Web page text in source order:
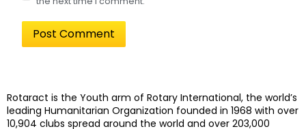
Rotaract is the Youth arm of Rotary International, the world’s
leading Humanitarian Organization founded in 1968 with over
10,904 clubs spread around the world and over 203,000